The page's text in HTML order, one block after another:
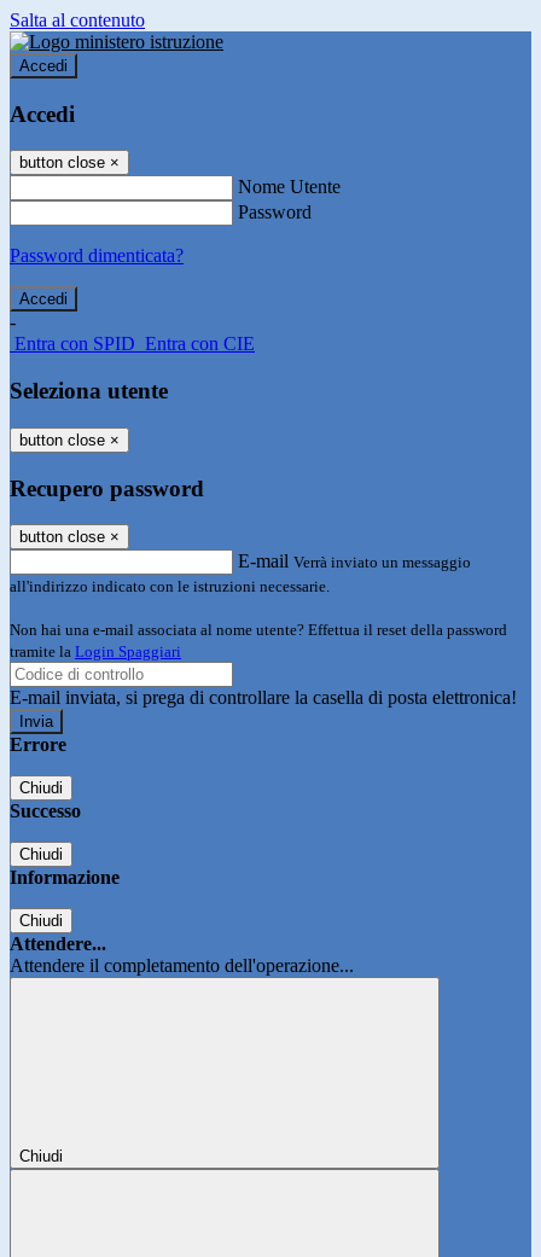
Salta al contenuto
Accedi
Accedi
button close ×
Nome Utente
Password
Password dimenticata?
-
Entra con SPID Entra con CIE
Seleziona utente
button close ×
Recupero password
button close ×
E-mail Verrà inviato un messaggio
all'indirizzo indicato con le istruzioni necessarie.
Non hai una e-mail associata al nome utente? Effettua il reset della password
tramite la Login Spaggiari
E-mail inviata, si prega di controllare la casella di posta elettronica!
Errore
Chiudi
Successo
Chiudi
Informazione
Chiudi
Attendere...
Attendere il completamento dell'operazione...
Chiudi